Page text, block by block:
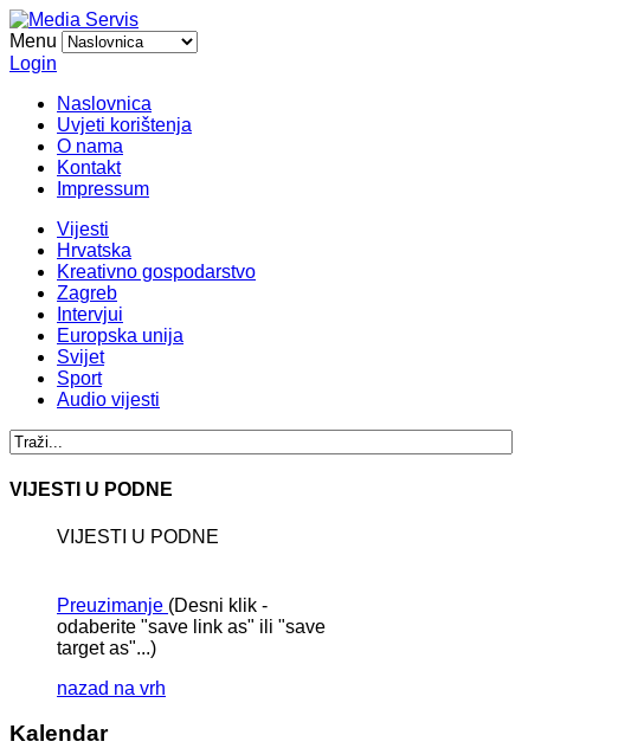
Menu
Login
Naslovnica
Uvjeti korištenja
O nama
Kontakt
Impressum
Vijesti
Hrvatska
Kreativno gospodarstvo
Zagreb
Intervjui
Europska unija
Svijet
Sport
Audio vijesti
VIJESTI U PODNE
VIJESTI U PODNE
Preuzimanje (Desni klik -
odaberite "save link as" ili "save
target as"...)
nazad na vrh
Kalendar